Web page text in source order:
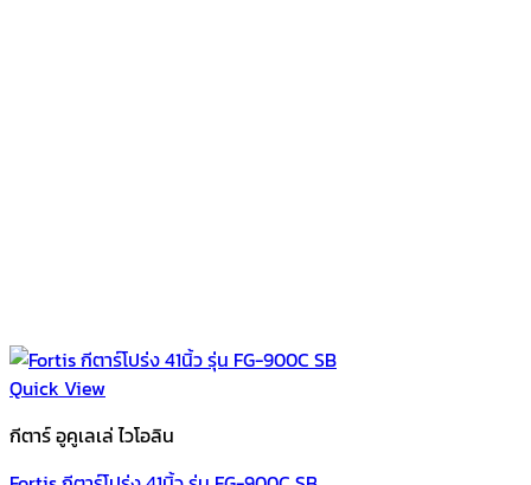
Quick View
กีตาร์ อูคูเลเล่ ไวโอลิน